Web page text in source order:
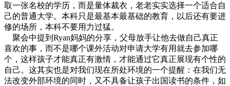
取一张名校的学历，而是量体裁衣，老老实实选择一个适合自
己的普通大学。本科只是最基本最基础的教育，以后还有要进
修的场所，本科不要用力过猛。
聚会中提到Ryan妈妈的分享，父母放手让他去做自己真正
喜欢的事，而不是哪个课外活动对申请大学有用就去参加哪
个，这样孩子才能真正有激情，才能通过它真正展现有个性的
自己。这其实也是对我们现在所处环境的一个提醒：在我们无
法改变外部环境的同时，又不具备让孩子出国读书的条件，如